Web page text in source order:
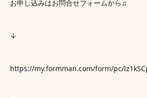
お申し込みはお問合せフォームから♫
↓
https://my.formman.com/form/pc/